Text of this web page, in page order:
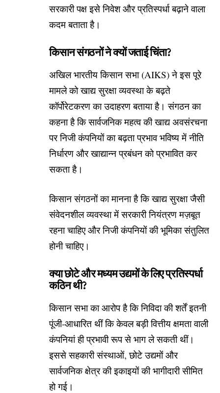
सरकारी पक्ष इसे निवेश और प्रतिस्पर्धा बढ़ाने वाला
कदम बताता है।
किसान संगठनों ने क्यों जताई चिंता?
अखिल भारतीय किसान सभा (AIKS) ने इस पूरे
मामले को खाद्य सुरक्षा व्यवस्था के बढ़ते
कॉर्पोरेटकरण का उदाहरण बताया है। संगठन का
कहना है कि सार्वजनिक महत्व की खाद्य अवसंरचना
पर निजी कंपनियों का बढ़ता प्रभाव भविष्य में नीति
निर्धारण और खाद्यान्न प्रबंधन को प्रभावित कर
सकता है।
किसान संगठनों का मानना है कि खाद्य सुरक्षा जैसी
संवेदनशील व्यवस्था में सरकारी नियंत्रण मज़बूत
रहना चाहिए और निजी कंपनियों की भूमिका संतुलित
होनी चाहिए।
क्या छोटे और मध्यम उद्यमों के लिए प्रतिस्पर्धा
कठिन थी?
किसान सभा का आरोप है कि निविदा की शर्तें इतनी
पूंजी-आधारित थीं कि केवल बड़ी वित्तीय क्षमता वाली
कंपनियां ही प्रभावी रूप से भाग ले सकती थीं।
इससे सहकारी संस्थाओं, छोटे उद्यमों और
सार्वजनिक क्षेत्र की इकाइयों की भागीदारी सीमित
हो गई।